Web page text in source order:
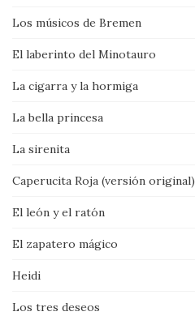
Los músicos de Bremen
El laberinto del Minotauro
La cigarra y la hormiga
La bella princesa
La sirenita
Caperucita Roja (versión original)
El león y el ratón
El zapatero mágico
Heidi
Los tres deseos